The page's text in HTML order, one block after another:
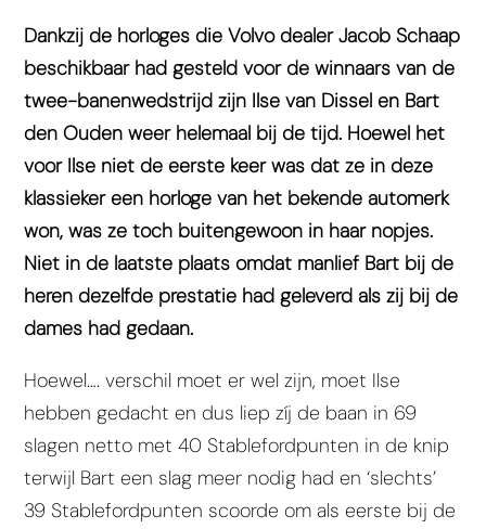
Dankzij de horloges die Volvo dealer Jacob Schaap
beschikbaar had gesteld voor de winnaars van de
twee-banenwedstrijd zijn Ilse van Dissel en Bart
den Ouden weer helemaal bij de tijd. Hoewel het
voor Ilse niet de eerste keer was dat ze in deze
klassieker een horloge van het bekende automerk
won, was ze toch buitengewoon in haar nopjes.
Niet in de laatste plaats omdat manlief Bart bij de
heren dezelfde prestatie had geleverd als zij bij de
dames had gedaan.
Hoewel…. verschil moet er wel zijn, moet Ilse
hebben gedacht en dus liep zíj de baan in 69
slagen netto met 40 Stablefordpunten in de knip
terwijl Bart een slag meer nodig had en ‘slechts’
39 Stablefordpunten scoorde om als eerste bij de